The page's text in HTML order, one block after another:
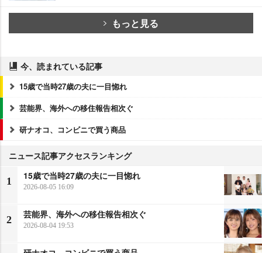
もっと見る
今、読まれている記事
15歳で当時27歳の夫に一目惚れ
芸能界、海外への移住報告相次ぐ
研ナオコ、コンビニで買う商品
ニュース記事アクセスランキング
1
15歳で当時27歳の夫に一目惚れ
2026-08-05 16:09
2
芸能界、海外への移住報告相次ぐ
2026-08-04 19:53